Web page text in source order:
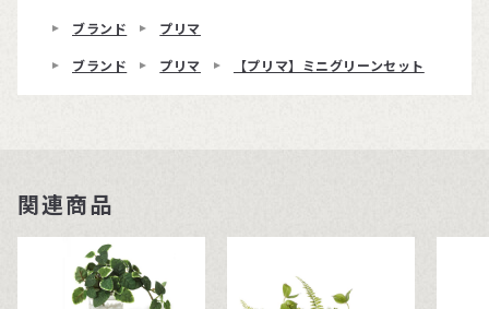
ブランド
プリマ
ブランド
プリマ 【プリマ】ミニグリーンセット
関連商品